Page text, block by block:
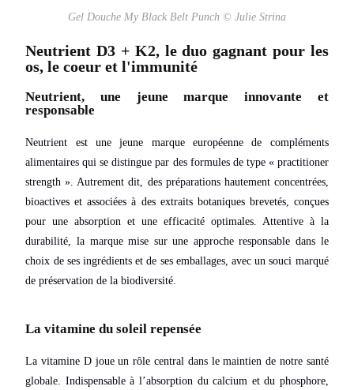
Gel Douche My Black Belt Punch © Julie Strina
Neutrient D3 + K2, le duo gagnant pour les
os, le coeur et l'immunité
Neutrient, une jeune marque innovante et
responsable
Neutrient est une jeune marque européenne de compléments
alimentaires qui se distingue par des formules de type « practitioner
strength ». Autrement dit, des préparations hautement concentrées,
bioactives et associées à des extraits botaniques brevetés, conçues
pour une absorption et une efficacité optimales. Attentive à la
durabilité, la marque mise sur une approche responsable dans le
choix de ses ingrédients et de ses emballages, avec un souci marqué
de préservation de la biodiversité.
La vitamine du soleil repensée
La vitamine D joue un rôle central dans le maintien de notre santé
globale. Indispensable à l’absorption du calcium et du phosphore,